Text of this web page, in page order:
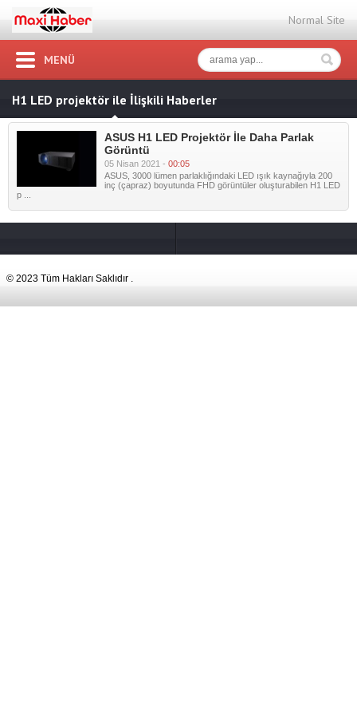
Normal Site
MENÜ
H1 LED projektör ile İlişkili Haberler
ASUS H1 LED Projektör İle Daha Parlak
Görüntü
05 Nisan 2021 - 00:05
ASUS, 3000 lümen parlaklığındaki LED ışık kaynağıyla 200
inç (çapraz) boyutunda FHD görüntüler oluşturabilen H1 LED
p ...
© 2023 Tüm Hakları Saklıdır .